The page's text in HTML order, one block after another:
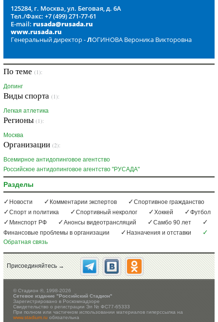
125284, г. Москва, ул. Беговая, д. 6А
Тел./Факс: +7 (499) 271-77-61
E-mail: rusada@rusada.ru
www.rusada.ru
Генеральный директор -ЛОГИНОВА Вероника Викторовна
По теме (1):
Допинг
Виды спорта (1):
Легкая атлетика
Регионы (1):
Москва
Организации (2):
Всемирное антидопинговое агентство
Российское антидопинговое агентство "РУСАДА"
Разделы
Новости Комментарии экспертов
Спортивное гражданство
Спорт и политика
Спортивный некролог Хоккей
Футбол
Минспорт РФ
Анонсы видеотрансляций
Самбо 90 лет
Финансовые проблемы в организации
Назначения и отставки
Обратная связь
Присоединяйтесь →
©Стадион ®, 1998-2026
Сетевое издание "Российский Стадион"
Зарегистрировано в Роскомнадзоре
Свидетельство о регистрации Эл № ФС77-65333
При полном или частичном использовании материалов гиперссылка на
www.stadium.ruобязательна